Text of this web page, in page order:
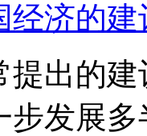
经济的
提出的
步发展